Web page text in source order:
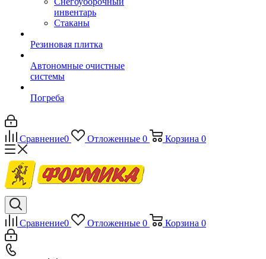
инвентарь
Стаканы
Резиновая плитка
Автономные очистные
системы
Погреба
Сравнение0 Отложенные 0 Корзина 0
Сравнение0 Отложенные 0 Корзина 0